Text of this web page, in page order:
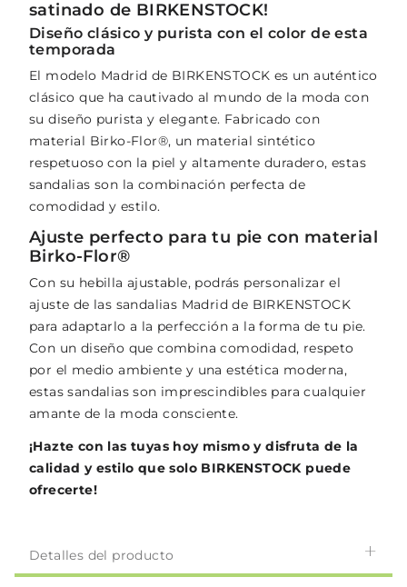
satinado de BIRKENSTOCK!
Diseño clásico y purista con el color de esta
temporada
El modelo Madrid de BIRKENSTOCK es un auténtico
clásico que ha cautivado al mundo de la moda con
su diseño purista y elegante. Fabricado con
material Birko-Flor®, un material sintético
respetuoso con la piel y altamente duradero, estas
sandalias son la combinación perfecta de
comodidad y estilo.
Ajuste perfecto para tu pie con material
Birko-Flor®
Con su hebilla ajustable, podrás personalizar el
ajuste de las sandalias Madrid de BIRKENSTOCK
para adaptarlo a la perfección a la forma de tu pie.
Con un diseño que combina comodidad, respeto
por el medio ambiente y una estética moderna,
estas sandalias son imprescindibles para cualquier
amante de la moda consciente.
¡Hazte con las tuyas hoy mismo y disfruta de la
calidad y estilo que solo BIRKENSTOCK puede
ofrecerte!
Detalles del producto